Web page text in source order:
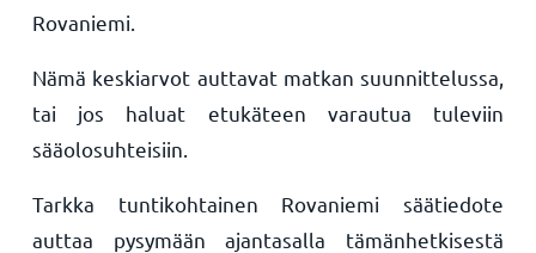
Rovaniemi.
Nämä keskiarvot auttavat matkan suunnittelussa,
tai jos haluat etukäteen varautua tuleviin
sääolosuhteisiin.
Tarkka tuntikohtainen Rovaniemi säätiedote
auttaa pysymään ajantasalla tämänhetkisestä